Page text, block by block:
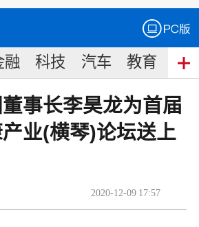
融 科技 汽车 教育 食
事长李昊龙为首届
业(横琴)论坛送上
2020-12-09 17:57